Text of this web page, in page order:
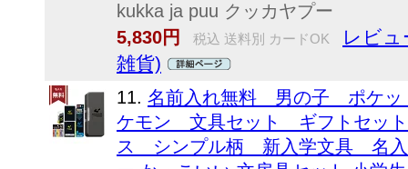
kukka ja puu クッカヤプー
5,830円
税込 送料別 カードOK
レビュ
雑貨)
11. 名前入れ無料 男の子 ポケ
ケモン 文具セット ギフトセッ
ス シンプル柄 新入学文具 名入